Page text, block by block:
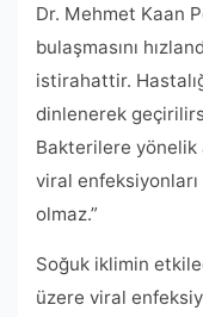
Dr. Mehmet Kaan
bulaşmasını
istirahattir.
dinlenerek
Bakterilere yönelik
viral
olmaz.”
Soğuk iklimin
üzere viral